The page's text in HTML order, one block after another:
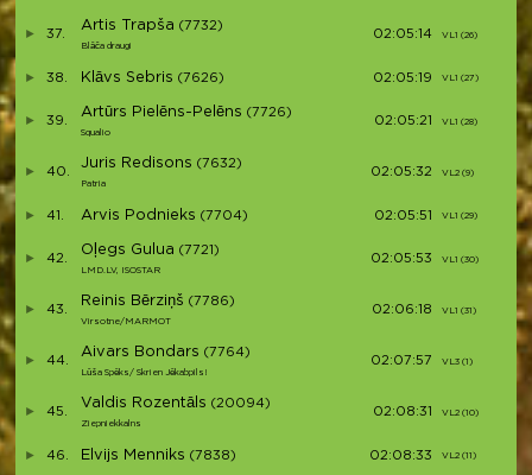
37.
Artis Trapša (7732)
Blāča draugi
02:05:14 VL1 (26)
38. Klāvs Sebris (7626) 02:05:19 VL1 (27)
39.
Artūrs Pielēns-Pelēns (7726)
Squalio
02:05:21 VL1 (28)
40.
Juris Redisons (7632)
Patria
02:05:32 VL2 (9)
41. Arvis Podnieks (7704) 02:05:51 VL1 (29)
42.
Oļegs Gulua (7721)
LMD.LV, ISOSTAR
02:05:53 VL1 (30)
43.
Reinis Bērziņš (7786)
Virsotne/MARMOT
02:06:18 VL1 (31)
44.
Aivars Bondars (7764)
Lūša Spēks/ Skrien Jēkabpils!
02:07:57 VL3 (1)
45.
Valdis Rozentāls (20094)
Ziepniekkalns
02:08:31 VL2 (10)
46. Elvijs Menniks (7838) 02:08:33 VL2 (11)